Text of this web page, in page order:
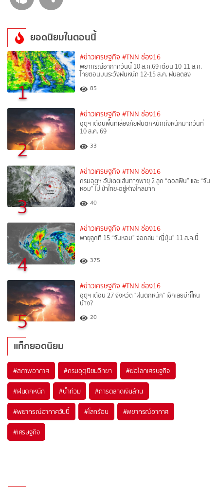
ยอดนิยมในตอนนี้
1
#ข่าวเศรษฐกิจ #TNN ช่อง16
พยากรณ์อากาศวันนี้ 10 ส.ค.69 เตือน 10-11 ส.ค.
ไทยตอนบนระวังฝนหนัก 12-15 ส.ค. ฝนลดลง
85
2
#ข่าวเศรษฐกิจ #TNN ช่อง16
อุตุฯ เตือนพื้นที่เสี่ยงภัยฝนตกหนักถึงหนักมากวันที่
10 ส.ค. 69
33
3
#ข่าวเศรษฐกิจ #TNN ช่อง16
กรมอุตุฯ อัปเดตเส้นทางพายุ 2 ลูก “ดอลฟิน” และ “จัน
หอม” ไม่เข้าไทย-อยู่ห่างไกลมาก
40
4
#ข่าวเศรษฐกิจ #TNN ช่อง16
พายุลูกที่ 15 “จันหอม” จ่อถล่ม “ญี่ปุ่น” 11 ส.ค.นี้
375
5
#ข่าวเศรษฐกิจ #TNN ช่อง16
อุตุฯ เตือน 27 จังหวัด "ฝนตกหนัก" เช็กเลยมีที่ไหน
บ้าง?
20
แท็กยอดนิยม
#สภาพอากาศ #กรมอุตุนิยมวิทยา #ย่อโลกเศรษฐกิจ
#ฝนตกหนัก #น้ำท่วม #การตลาดเงินล้าน
#พยากรณ์อากาศวันนี้ #โลกร้อน #พยากรณ์อากาศ
#เศรษฐกิจ